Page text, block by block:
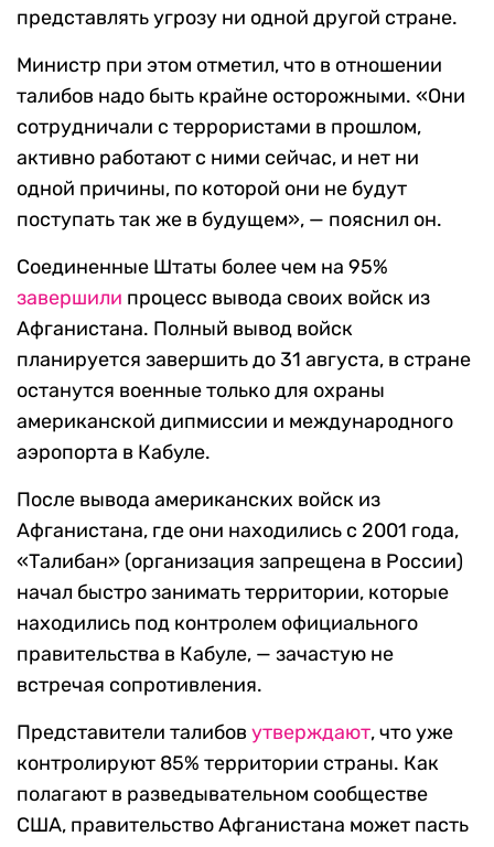
представлять угрозу ни одной другой стране.
Министр при этом отметил, что в отношении
талибов надо быть крайне осторожными. «Они
сотрудничали с террористами в прошлом,
активно работают с ними сейчас, и нет ни
одной причины, по которой они не будут
поступать так же в будущем», — пояснил он.
Соединенные Штаты более чем на 95%
завершили процесс вывода своих войск из
Афганистана. Полный вывод войск
планируется завершить до 31 августа, в стране
останутся военные только для охраны
американской дипмиссии и международного
аэропорта в Кабуле.
После вывода американских войск из
Афганистана, где они находились с 2001 года,
«Талибан» (организация запрещена в России)
начал быстро занимать территории, которые
находились под контролем официального
правительства в Кабуле, — зачастую не
встречая сопротивления.
Представители талибов утверждают, что уже
контролируют 85% территории страны. Как
полагают в разведывательном сообществе
США, правительство Афганистана может пасть